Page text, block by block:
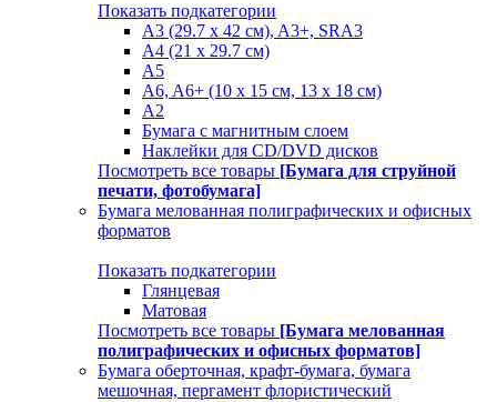
Показать подкатегории
A3 (29.7 х 42 см), A3+, SRA3
A4 (21 х 29.7 см)
A5
A6, A6+ (10 x 15 см, 13 x 18 см)
А2
Бумага с магнитным слоем
Наклейки для CD/DVD дисков
Посмотреть все товары [Бумага для струйной
печати, фотобумага]
Бумага мелованная полиграфических и офисных
форматов
Показать подкатегории
Глянцевая
Матовая
Посмотреть все товары [Бумага мелованная
полиграфических и офисных форматов]
Бумага оберточная, крафт-бумага, бумага
мешочная, пергамент флористический